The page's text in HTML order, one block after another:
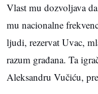
Vlast mu dozvoljava
mu nacionalne
ljudi, rezervat Uvac,
razum građana. Ta
Aleksandru Vučiću,